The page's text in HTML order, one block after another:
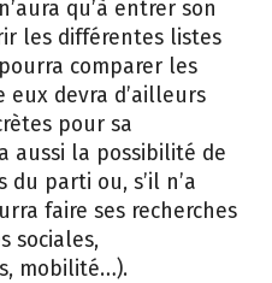
qu’à entrer son
les différentes listes
comparer les
eux devra d’ailleurs
pour sa
aussi la possibilité de
du parti ou, s’il n’a
faire ses recherches
sociales,
mobilité…).